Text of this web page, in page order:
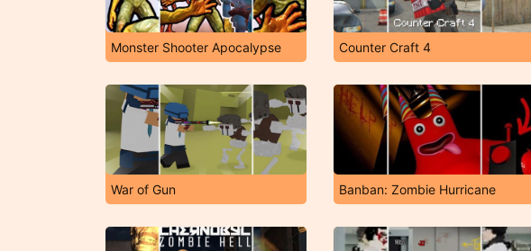
Monster Shooter Apocalypse Counter Craft 4
War of Gun Banban: Zombie Hurricane